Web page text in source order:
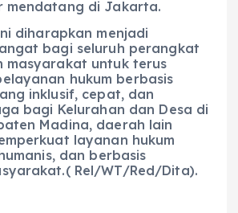
mendatang di Jakarta.
diharapkan menjadi
bagi seluruh perangkat
masyarakat untuk terus
hukum berbasis
inklusif, cepat, dan
bagi Kelurahan dan Desa di
Madina, daerah lain
layanan hukum
dan berbasis
Rel/WT/Red/Dita).